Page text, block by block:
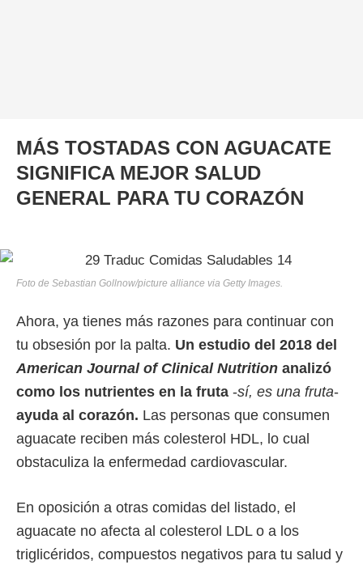
MÁS TOSTADAS CON AGUACATE
SIGNIFICA MEJOR SALUD
GENERAL PARA TU CORAZÓN
Foto de Sebastian Gollnow/picture alliance via Getty Images.
Ahora, ya tienes más razones para continuar con
tu obsesión por la palta. Un estudio del 2018 del
American Journal of Clinical Nutrition analizó
como los nutrientes en la fruta -sí, es una fruta-
ayuda al corazón. Las personas que consumen
aguacate reciben más colesterol HDL, lo cual
obstaculiza la enfermedad cardiovascular.
En oposición a otras comidas del listado, el
aguacate no afecta al colesterol LDL o a los
triglicéridos, compuestos negativos para tu salud y